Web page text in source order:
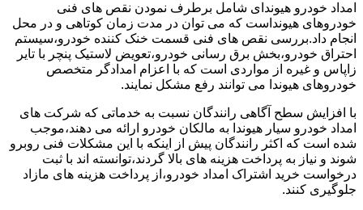
امداد خودرو هیوندای شامل برطرف نمودن نقص های فنی
خودروهای هیونداست که می توان در مدت زمان کوتاهی و در محل
انجام داد.بررسی نقص های فنی قسمت خنک کننده خودرو،سیستم
احتراق خودرو،بخش برق رسانی خودرو،تعویض لاستیک پنچر با تایر
زاپاس و غیره از مواردی است که با اعزام امدادگر متخصص
خودروهای هیوندا می توانند رفع مشکل نمایند.
با افزایش سطح آگاهی رانندگان نسبت به خدماتی که شرکت های
امداد خودرو سیار هیوندا به مالکان خودرو ارائه می دهند،موجب
شده است که اکثر رانندگان پیش از اینکه با این مشکلات فنی روبرو
شوند و نیاز به پرداخت هزینه های بالا گردند،توانسته اند با ثبت
درخواست خرید اشتراک امداد خودرو،از پرداخت هزینه های مازاد
جلوگیری کنند.